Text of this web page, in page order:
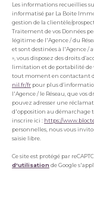
Les informations recueillies
informatisé par La Boite
gestion de la clientèle/
Traitement de vos Données
légitime de l'Agence / du
et sont destinées à l'Agence /
», vous disposez des droits
limitation et de portabilité de
tout moment en contactant
nil.fr/fr pour plus
l'Agence / le Réseau, que vos
pouvez adresser une
d'opposition au démarchage
inscrire ici : https://
personnelles, nous vous
saisie libre.
Ce site est protégé par
d'utilisation de Google